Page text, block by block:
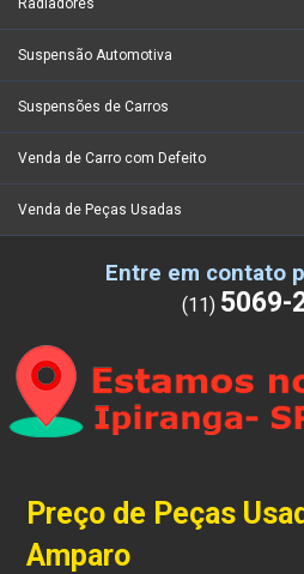
Radiadores
Suspensão Automotiva
Suspensões de Carros
Venda de Carro com Defeito
Venda de Peças Usadas
Entre em contato
(11) 5069-
Preço de Peças
Amparo